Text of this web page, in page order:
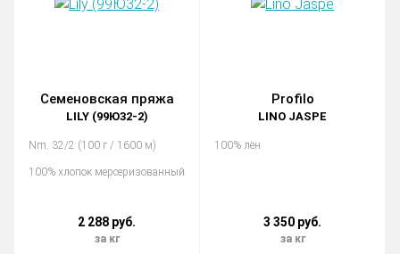
Семеновская пряжа
LILY (99Ю32-2)
Nm. 32/2 (100 г / 1600 м)
100% хлопок мерсеризованный
2 288 руб.
за кг
Profilo
LINO JASPE
100% лён
3 350 руб.
за кг